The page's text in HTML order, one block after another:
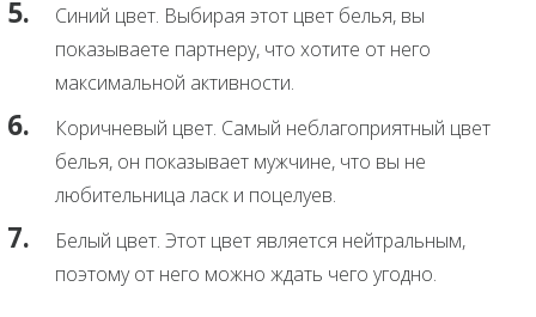
Синий цвет. Выбирая этот цвет белья, вы
показываете партнеру, что хотите от него
максимальной активности.
Коричневый цвет. Самый неблагоприятный цвет
белья, он показывает мужчине, что вы не
любительница ласк и поцелуев.
Белый цвет. Этот цвет является нейтральным,
поэтому от него можно ждать чего угодно.